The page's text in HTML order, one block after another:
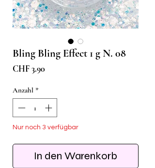
Bling Bling Effect 1 g N. 08
CHF 3.90
Anzahl *
Nur noch 3 verfügbar
In den Warenkorb